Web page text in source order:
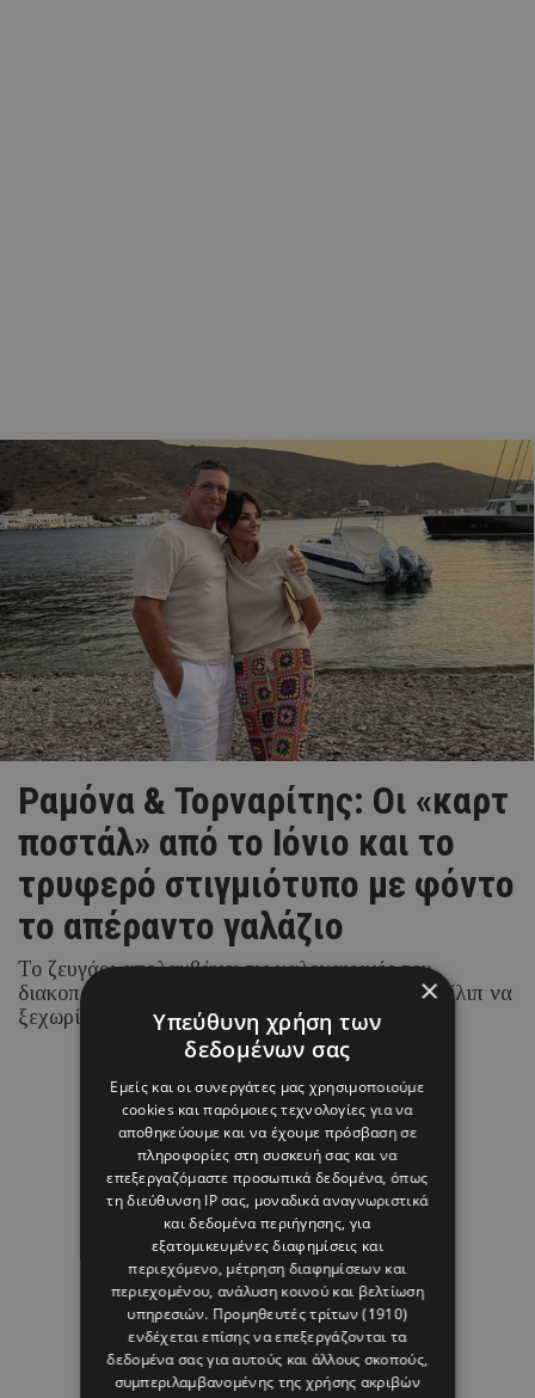
Ραμόνα & Τορναρίτης: Οι «καρτ
ποστάλ» από το Ιόνιο και το
τρυφερό στιγμιότυπο με φόντο
το απέραντο γαλάζιο
Το ζευγάρι απολαμβάνει τις καλοκαιρινές του
διακοπές στα νησιά του Ιονίου, με τη Ραμόνα Φίλιπ να
ξεχωρίζει για τα chic beach και resort looks της.
07 ΑΥΓΟΥΣΤΟΥ 26 - 15:45
Μαρία Καραμάνου
×
Υπεύθυνη χρήση των
δεδομένων σας
Εμείς και οι συνεργάτες μας χρησιμοποιούμε
cookies και παρόμοιες τεχνολογίες για να
αποθηκεύουμε και να έχουμε πρόσβαση σε
πληροφορίες στη συσκευή σας και να
επεξεργαζόμαστε προσωπικά δεδομένα, όπως
τη διεύθυνση IP σας, μοναδικά αναγνωριστικά
και δεδομένα περιήγησης, για
εξατομικευμένες διαφημίσεις και
περιεχόμενο, μέτρηση διαφημίσεων και
περιεχομένου, ανάλυση κοινού και βελτίωση
υπηρεσιών. Προμηθευτές τρίτων (1910)
ενδέχεται επίσης να επεξεργάζονται τα
δεδομένα σας για αυτούς και άλλους σκοπούς,
συμπεριλαμβανομένης της χρήσης ακριβών